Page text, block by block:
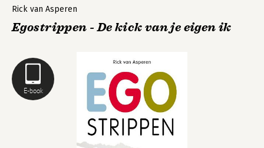
E-book
Rick van Asperen
Egostrippen - De kick van je eigen ik